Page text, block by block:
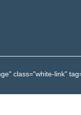
class="white-link"